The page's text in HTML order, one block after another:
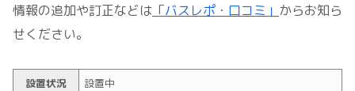
情報の追加や訂正などは 「バスレポ・口コミ」 からお知ら
せください。
設置状況
設置中